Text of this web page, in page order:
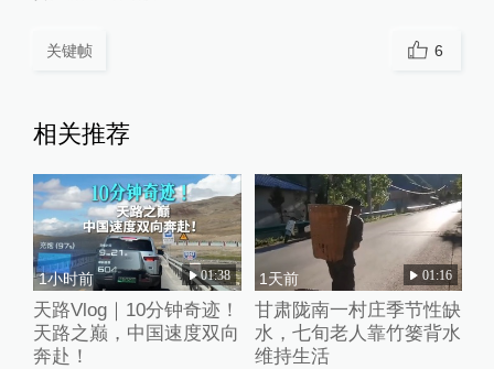
关键帧 6
相关推荐
1小时前 01:38
天路Vlog｜10分钟奇迹！
天路之巅，中国速度双向
奔赴！
1天前 01:16
甘肃陇南一村庄季节性缺
水，七旬老人靠竹篓背水
维持生活